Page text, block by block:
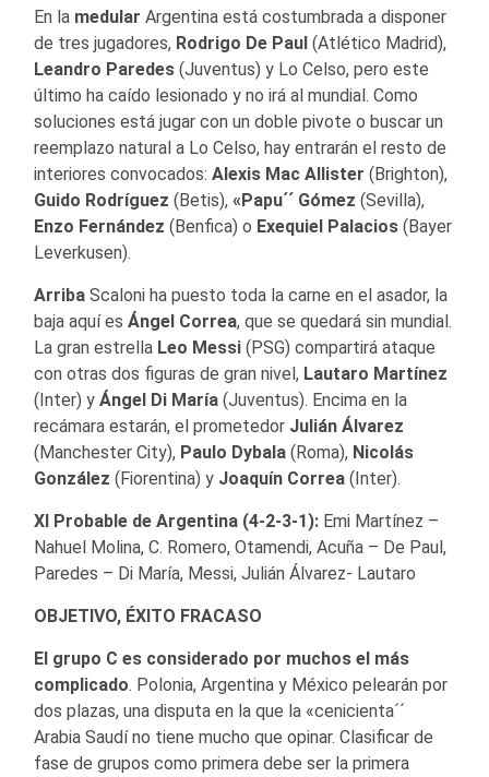
En la medular Argentina está costumbrada a disponer
de tres jugadores, Rodrigo De Paul (Atlético Madrid),
Leandro Paredes (Juventus) y Lo Celso, pero este
último ha caído lesionado y no irá al mundial. Como
soluciones está jugar con un doble pivote o buscar un
reemplazo natural a Lo Celso, hay entrarán el resto de
interiores convocados: Alexis Mac Allister (Brighton),
Guido Rodríguez (Betis), «Papu´´ Gómez (Sevilla),
Enzo Fernández (Benfica) o Exequiel Palacios (Bayer
Leverkusen).
Arriba Scaloni ha puesto toda la carne en el asador, la
baja aquí es Ángel Correa, que se quedará sin mundial.
La gran estrella Leo Messi (PSG) compartirá ataque
con otras dos figuras de gran nivel, Lautaro Martínez
(Inter) y Ángel Di María (Juventus). Encima en la
recámara estarán, el prometedor Julián Álvarez
(Manchester City), Paulo Dybala (Roma), Nicolás
González (Fiorentina) y Joaquín Correa (Inter).
XI Probable de Argentina (4-2-3-1): Emi Martínez –
Nahuel Molina, C. Romero, Otamendi, Acuña – De Paul,
Paredes – Di María, Messi, Julián Álvarez- Lautaro
OBJETIVO, ÉXITO FRACASO
El grupo C es considerado por muchos el más
complicado. Polonia, Argentina y México pelearán por
dos plazas, una disputa en la que la «cenicienta´´
Arabia Saudí no tiene mucho que opinar. Clasificar de
fase de grupos como primera debe ser la primera